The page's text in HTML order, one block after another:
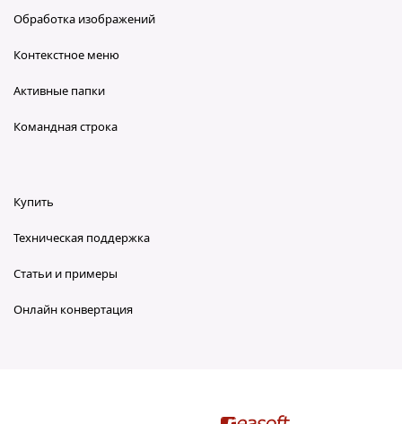
Обработка изображений
Контекстное меню
Активные папки
Командная строка
Купить
Техническая поддержка
Статьи и примеры
Онлайн конвертация